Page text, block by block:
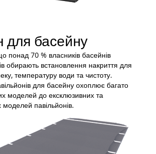
для басейну
понад 70 % власників басейнів
обирають встановлення накриття для
температуру води та чистоту.
для басейну охоплює багато
моделей до ексклюзивних та
павільйонів.